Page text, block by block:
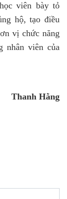
viên bày tỏ
hộ, tạo điều
vị chức năng
nhân viên của
Thanh Hằng